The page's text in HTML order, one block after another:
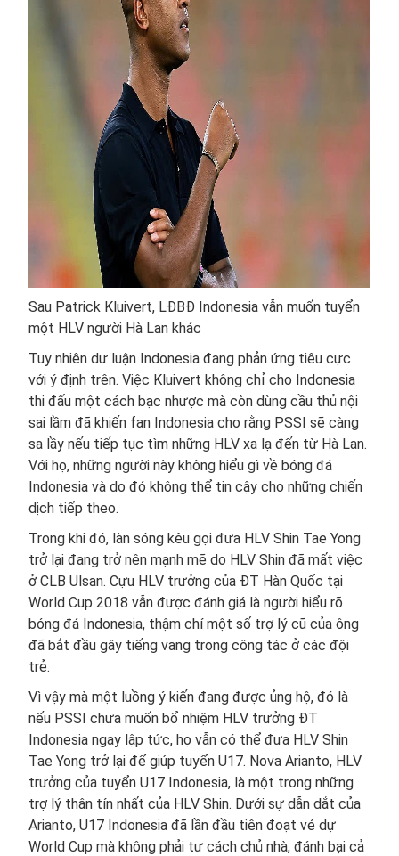
Sau Patrick Kluivert, LĐBĐ Indonesia vẫn muốn tuyển
một HLV người Hà Lan khác
Tuy nhiên dư luận Indonesia đang phản ứng tiêu cực
với ý định trên. Việc Kluivert không chỉ cho Indonesia
thi đấu một cách bạc nhược mà còn dùng cầu thủ nội
sai lầm đã khiến fan Indonesia cho rằng PSSI sẽ càng
sa lầy nếu tiếp tục tìm những HLV xa lạ đến từ Hà Lan.
Với họ, những người này không hiểu gì về bóng đá
Indonesia và do đó không thể tin cậy cho những chiến
dịch tiếp theo.
Trong khi đó, làn sóng kêu gọi đưa HLV Shin Tae Yong
trở lại đang trở nên mạnh mẽ do HLV Shin đã mất việc
ở CLB Ulsan. Cựu HLV trưởng của ĐT Hàn Quốc tại
World Cup 2018 vẫn được đánh giá là người hiểu rõ
bóng đá Indonesia, thậm chí một số trợ lý cũ của ông
đã bắt đầu gây tiếng vang trong công tác ở các đội
trẻ.
Vì vậy mà một luồng ý kiến đang được ủng hộ, đó là
nếu PSSI chưa muốn bổ nhiệm HLV trưởng ĐT
Indonesia ngay lập tức, họ vẫn có thể đưa HLV Shin
Tae Yong trở lại để giúp tuyển U17. Nova Arianto, HLV
trưởng của tuyển U17 Indonesia, là một trong những
trợ lý thân tín nhất của HLV Shin. Dưới sự dẫn dắt của
Arianto, U17 Indonesia đã lần đầu tiên đoạt vé dự
World Cup mà không phải tư cách chủ nhà, đánh bại cả